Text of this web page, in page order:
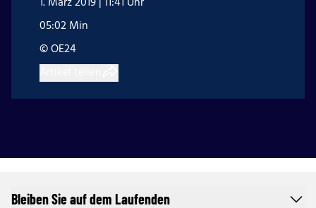
05:02 Min
© OE24
Bleiben Sie auf dem Laufenden